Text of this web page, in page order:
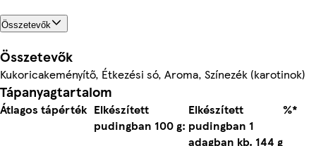
Összetevők
Összetevők
Kukoricakeményítő, Étkezési só, Aroma, Színezék (karotinok)
Tápanyagtartalom
Átlagos tápérték Elkészített
pudingban 100 g:
Elkészített
pudingban 1
adagban kb. 144 g
%*